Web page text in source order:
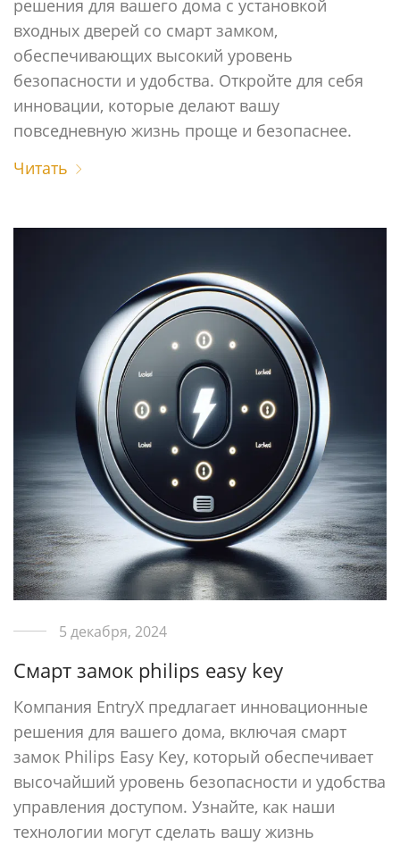
решения для вашего дома с установкой
входных дверей со смарт замком,
обеспечивающих высокий уровень
безопасности и удобства. Откройте для себя
инновации, которые делают вашу
повседневную жизнь проще и безопаснее.
Читать
5 декабря, 2024
Смарт замок philips easy key
Компания EntryX предлагает инновационные
решения для вашего дома, включая смарт
замок Philips Easy Key, который обеспечивает
высочайший уровень безопасности и удобства
управления доступом. Узнайте, как наши
технологии могут сделать вашу жизнь